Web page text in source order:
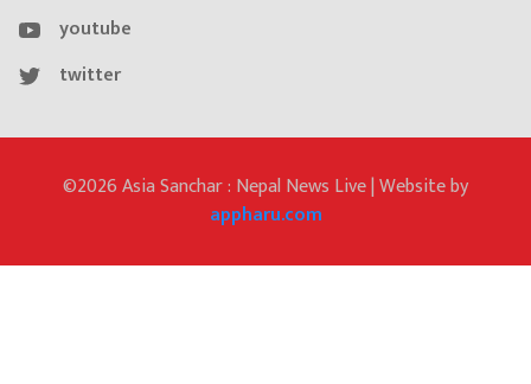
youtube
twitter
©2026 Asia Sanchar : Nepal News Live | Website by
appharu.com